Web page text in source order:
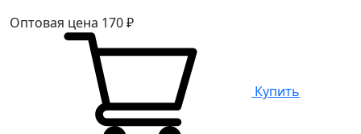
Оптовая цена 170₽
Купить